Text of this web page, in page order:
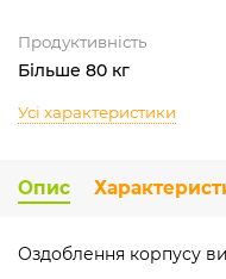
Продуктивність
Більше 80 кг
Усі характеристики
Опис
Оздоблення корпусу